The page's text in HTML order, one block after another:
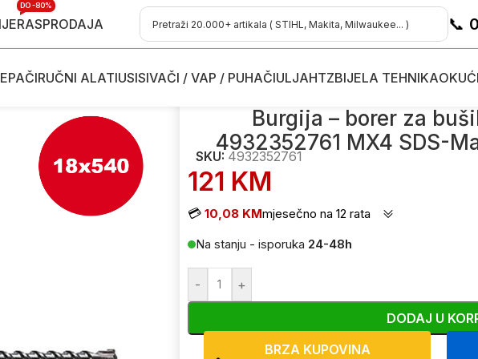
RASPRODAJA
DO -80%
📞
RUČNI ALATIUSISIVAČI / VAP / PUHAČIULJAHTZBIJELA TEHNIKA
Burgija – borer za bušilice Milwaukee 4932352761 MX4
Burgija – borer za
4932352761 MX4 SDS-
SKU: 4932352761
121 KM
💳 10,08 KMmjesečno na 12 rata
Na stanju - isporuka 24-48h
- +
DODAJ U
BRZA KUPOVINA